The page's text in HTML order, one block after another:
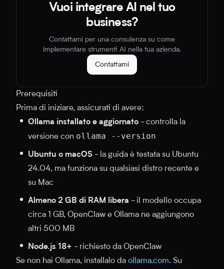
Vuoi integrare AI nel tuo
business?
Contattami per una consulenza su come
implementare strumenti AI nella tua azienda.
Contattami
Prerequisiti
Prima di iniziare, assicurati di avere:
Ollama installato e aggiornato - controlla la
versione con ollama --version
Ubuntu o macOS - la guida è testata su Ubuntu
24.04, ma funziona su qualsiasi distro recente e
su Mac
Almeno 2 GB di RAM libera - il modello occupa
circa 1 GB, OpenClaw e Ollama ne aggiungono
altri 500 MB
Node.js 18+ - richiesto da OpenClaw
Se non hai Ollama, installalo da ollama.com. Su